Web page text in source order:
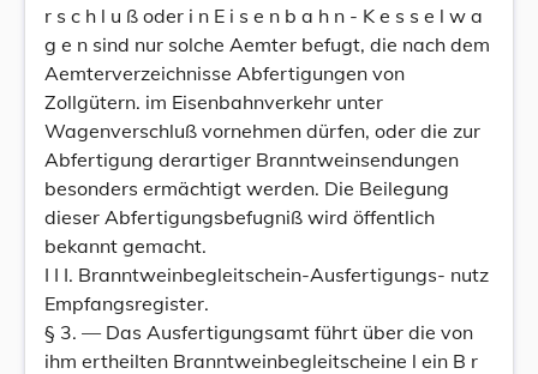
r s c h l u ß oder i n E i s e n b a h n - K e s s e l w a
g e n sind nur solche Aemter befugt, die nach dem
Aemterverzeichnisse Abfertigungen von
Zollgütern. im Eisenbahnverkehr unter
Wagenverschluß vornehmen dürfen, oder die zur
Abfertigung derartiger Branntweinsendungen
besonders ermächtigt werden. Die Beilegung
dieser Abfertigungsbefugniß wird öffentlich
bekannt gemacht.
I I I. Branntweinbegleitschein-Ausfertigungs- nutz
Empfangsregister.
§ 3. — Das Ausfertigungsamt führt über die von
ihm ertheilten Branntweinbegleitscheine l ein B r